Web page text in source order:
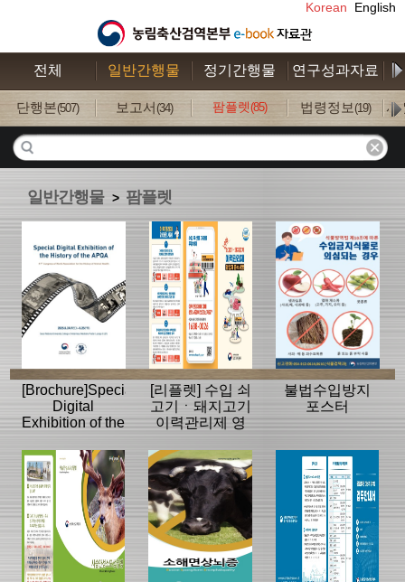
Korean English
전체 일반간행물 정기간행물 연구성과자료
단행본(507) 보고서 (34) 팜플렛(85) 법령정보(19) 사
일반간행물 > 팜플렛
[Brochure]Special
Digital
Exhibition of the
APQA
[리플렛] 수입 쇠
고기ㆍ돼지고기
이력관리제 영
불법수입방지
포스터